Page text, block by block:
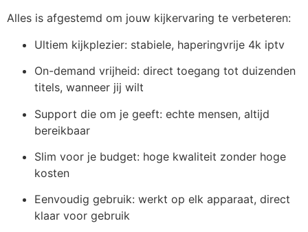
Alles is afgestemd om jouw kijkervaring te verbeteren:
Ultiem kijkplezier: stabiele, haperingvrije 4k iptv
On-demand vrijheid: direct toegang tot duizenden
titels, wanneer jij wilt
Support die om je geeft: echte mensen, altijd
bereikbaar
Slim voor je budget: hoge kwaliteit zonder hoge
kosten
Eenvoudig gebruik: werkt op elk apparaat, direct
klaar voor gebruik